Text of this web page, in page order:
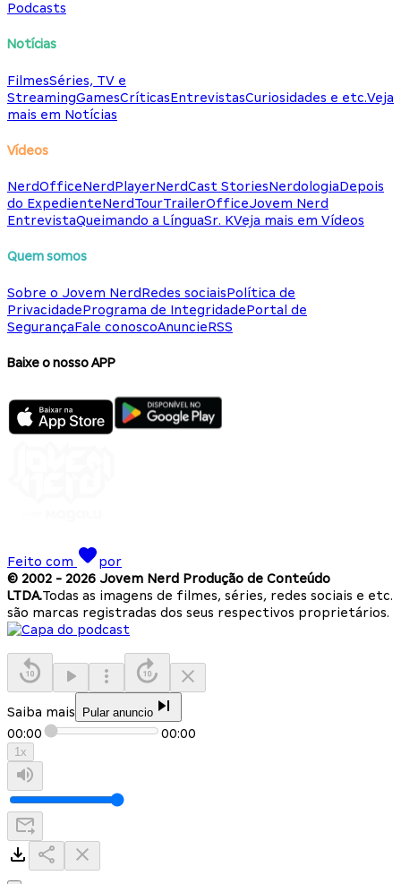
Podcasts
Notícias
FilmesSéries, TV e
StreamingGamesCríticasEntrevistasCuriosidades e etc.Veja
mais em Notícias
Vídeos
NerdOfficeNerdPlayerNerdCast StoriesNerdologiaDepois
do ExpedienteNerdTourTrailerOfficeJovem Nerd
EntrevistaQueimando a LínguaSr. KVeja mais em Vídeos
Quem somos
Sobre o Jovem NerdRedes sociaisPolítica de
PrivacidadePrograma de IntegridadePortal de
SegurançaFale conoscoAnuncieRSS
Baixe o nosso APP
Feito com
por
© 2002 - 2026 Jovem Nerd Produção de Conteúdo
LTDA.Todas as imagens de filmes, séries, redes sociais e etc.
são marcas registradas dos seus respectivos proprietários.
Saiba mais Pular anuncio
00:00 00:00
1x